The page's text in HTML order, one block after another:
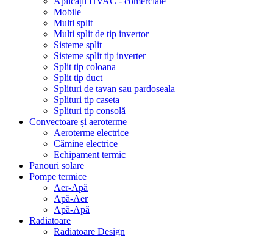
Mobile
Multi split
Multi split de tip invertor
Sisteme split
Sisteme split tip inverter
Split tip coloana
Split tip duct
Splituri de tavan sau pardoseala
Splituri tip caseta
Splituri tip consolă
Convectoare și aeroterme
Aeroterme electrice
Cămine electrice
Echipament termic
Panouri solare
Pompe termice
Aer-Apă
Apă-Aer
Apă-Apă
Radiatoare
Radiatoare Design